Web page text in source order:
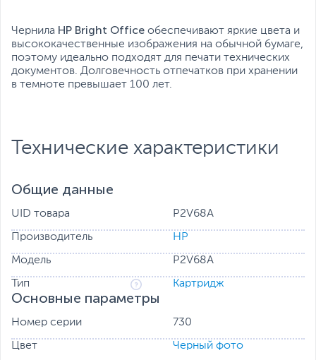
Чернила HP Bright Office обеспечивают яркие цвета и
высококачественные изображения на обычной бумаге,
поэтому идеально подходят для печати технических
документов. Долговечность отпечатков при хранении
в темноте превышает 100 лет.
Технические характеристики
Общие данные
UID товара P2V68A
Производитель HP
Модель P2V68A
Тип Картридж
Основные параметры
Номер серии 730
Цвет Черный фото